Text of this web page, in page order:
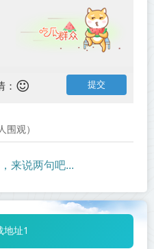
：
人围观）
来说两句吧...
地址1